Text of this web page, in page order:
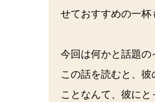
せておすすめの一杯
今回は何かと話題の
この話を読むと、
ことなんて、彼に